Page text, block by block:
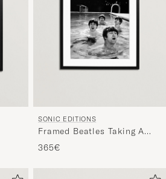
SONIC EDITIONS
Framed Beatles Taking A
Dip
365€